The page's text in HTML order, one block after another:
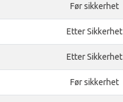
Før sikkerhet
Etter Sikkerhet
Etter Sikkerhet
Før sikkerhet